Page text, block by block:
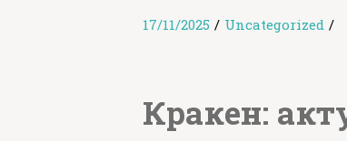
17/11/2025 / Uncategorized /
Кракен: